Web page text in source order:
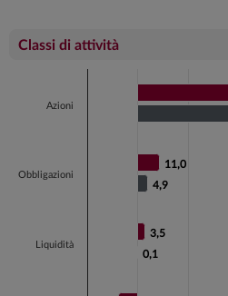
Classi di attività
Bar chart with 2 data series.
View as data table, Chart
The chart has 1 Y axis11,0
11,0
3,5
3,5
4,9
4,9
0,1
0,1
Azioni
Obbligazioni
Liquidità